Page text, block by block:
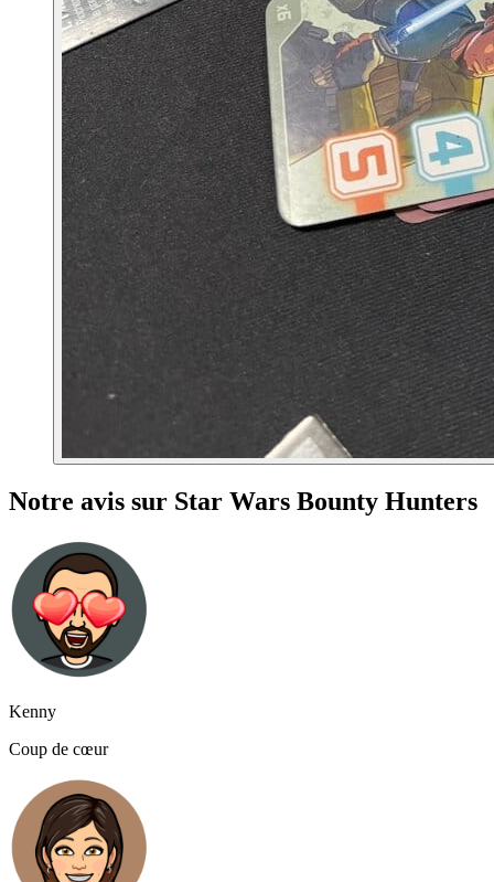
Notre avis sur Star Wars Bounty Hunters
Kenny
Coup de cœur